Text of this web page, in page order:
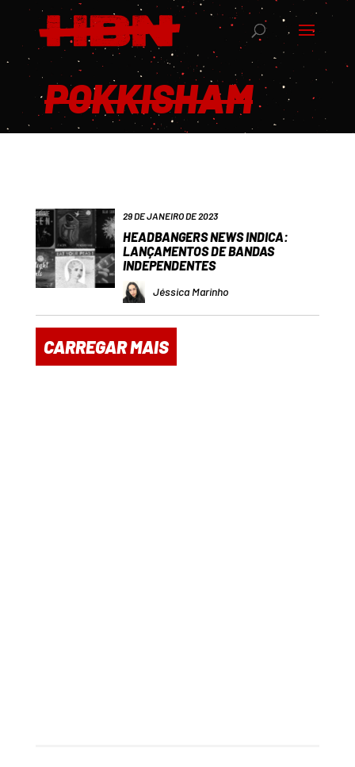
POKKISHAM
29 DE JANEIRO DE 2023
HEADBANGERS NEWS INDICA:
LANÇAMENTOS DE BANDAS
INDEPENDENTES
Jéssica Marinho
CARREGAR MAIS